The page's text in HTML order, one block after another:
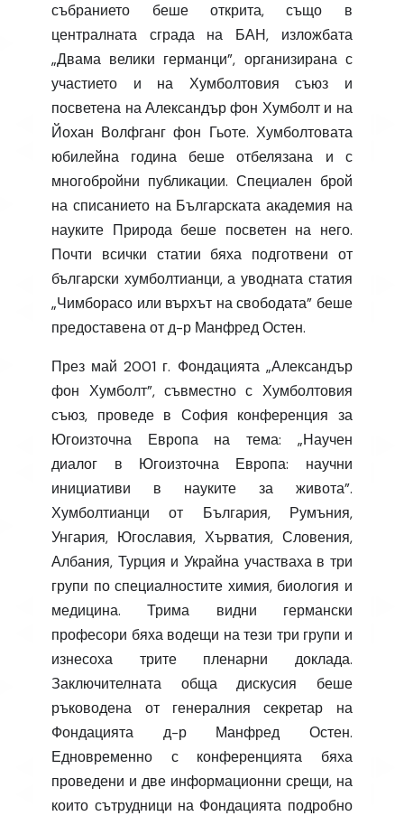
събранието беше открита, също в
централната сграда на БАН, изложбата
„Двама велики германци”, организирана с
участието и на Хумболтовия съюз и
посветена на Александър фон Хумболт и на
Йохан Волфганг фон Гьоте. Хумболтовата
юбилейна година беше отбелязана и с
многобройни публикации. Специален брой
на списанието на Българската академия на
науките Природа беше посветен на него.
Почти всички статии бяха подготвени от
български хумболтианци, а уводната статия
„Чимборасо или върхът на свободата” беше
предоставена от д-р Манфред Остен.
През май 2001 г. Фондацията „Александър
фон Хумболт”, съвместно с Хумболтовия
съюз, проведе в София конференция за
Югоизточна Европа на тема: „Научен
диалог в Югоизточна Европа: научни
инициативи в науките за живота”.
Хумболтианци от България, Румъния,
Унгария, Югославия, Хърватия, Словения,
Албания, Турция и Украйна участваха в три
групи по специалностите химия, биология и
медицина. Трима видни германски
професори бяха водещи на тези три групи и
изнесоха трите пленарни доклада.
Заключителната обща дискусия беше
ръководена от генералния секретар на
Фондацията д-р Манфред Остен.
Едновременно с конференцията бяха
проведени и две информационни срещи, на
които сътрудници на Фондацията подробно